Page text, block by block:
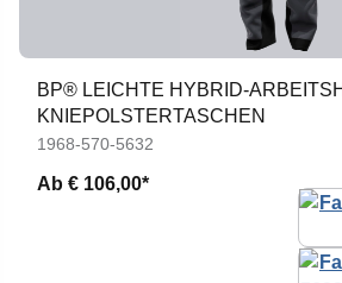
BP® LEICHTE HYBRID-
KNIEPOLSTERTASCHEN
1968-570-5632
Ab € 106,00*